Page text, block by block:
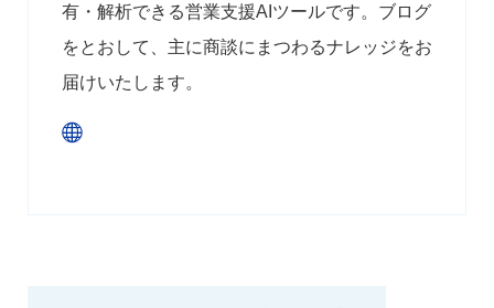
有・解析できる営業支援AIツールです。ブログ
をとおして、主に商談にまつわるナレッジをお
届けいたします。